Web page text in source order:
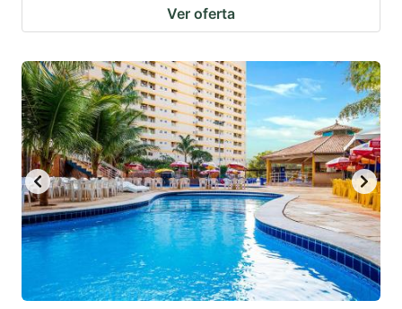
Ver oferta